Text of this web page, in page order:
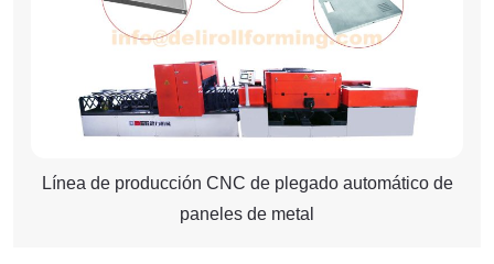
Línea de producción CNC de plegado automático de
paneles de metal